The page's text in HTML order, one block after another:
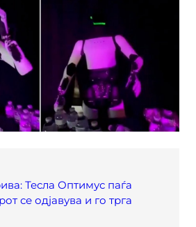
Тесла Оптимус паѓа
се одјавува и го трга